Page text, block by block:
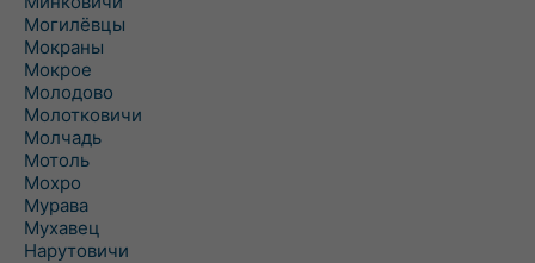
Могилёвцы
Мокраны
Мокрое
Молодово
Молотковичи
Молчадь
Мотоль
Мохро
Мурава
Мухавец
Нарутовичи